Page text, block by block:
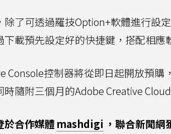
除了可透過羅技Option+軟體進行設
下載預先設定好的快捷鍵，搭配相應
Console控制器將從即日起開放預
時隨附三個月的Adobe Creative
於合作媒體 mashdigi ，聯合新聞網